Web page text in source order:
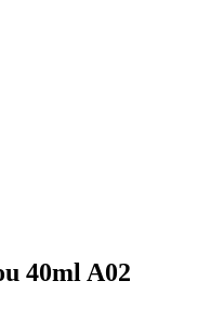
40ml A02